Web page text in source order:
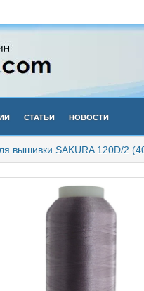
Статьи Новости
вышивки SAKURA 120D/2